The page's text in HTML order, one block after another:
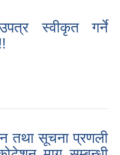
स्वीकृत गर्ने
तथा सूचना प्रणली